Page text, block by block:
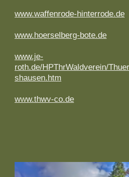
www.waffenrode-hinterrode.de
www.hoerselberg-bote.de
www.je-
roth.de/HPThrWaldverein/
shausen.htm
www.thwv-co.de